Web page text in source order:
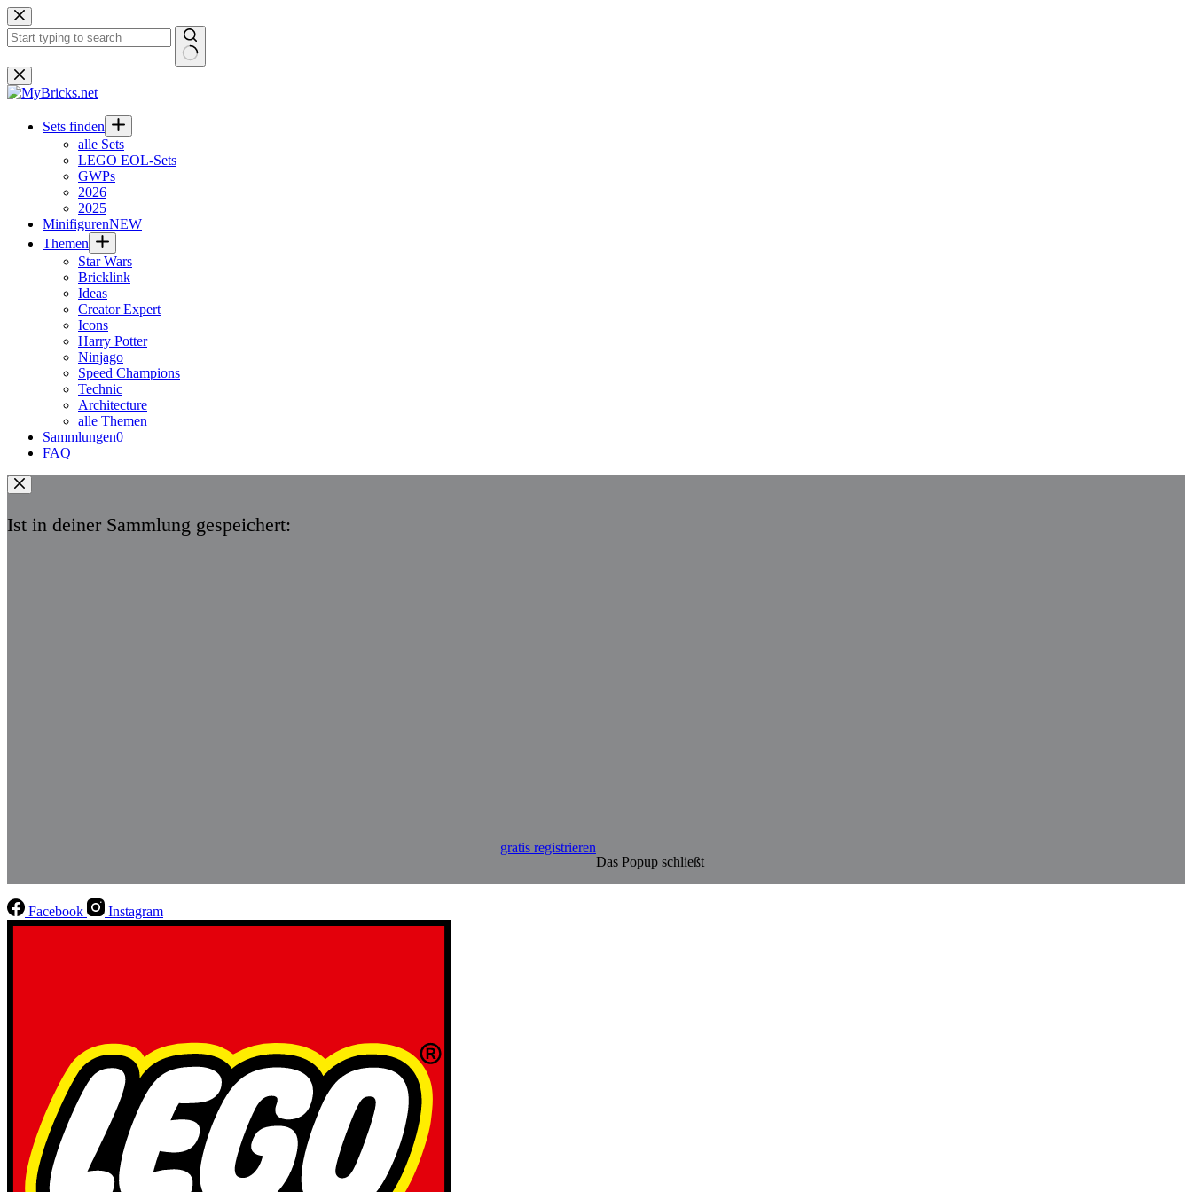
Zum
Inhalt
springen
Keine
Ergebnisse
Sets finden
alle Sets
LEGO EOL-Sets
GWPs
2026
2025
MinifigurenNEW
Themen
Star Wars
Bricklink
Ideas
Creator Expert
Icons
Harry Potter
Ninjago
Speed Champions
Technic
Architecture
alle Themen
Sammlungen0
FAQ
Ist in deiner Sammlung gespeichert:
gratis registrieren
Das Popup schließt
Facebook Instagram